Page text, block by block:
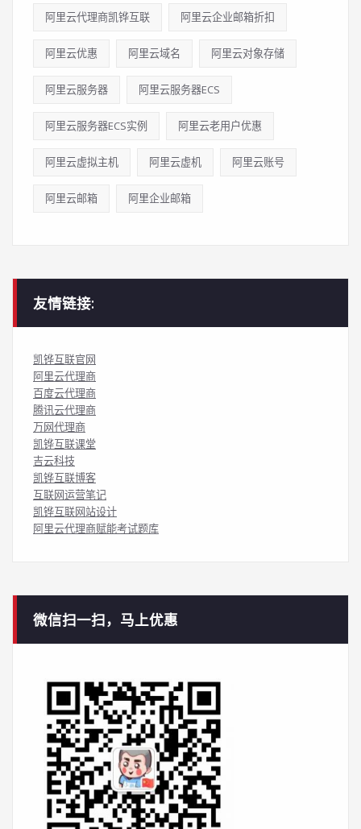
阿里云代理商凯铧互联 阿里云企业邮箱折扣
阿里云优惠 阿里云域名 阿里云对象存储
阿里云服务器 阿里云服务器ECS
阿里云服务器ECS实例 阿里云老用户优惠
阿里云虚拟主机 阿里云虚机 阿里云账号
阿里云邮箱 阿里企业邮箱
友情链接:
凯铧互联官网
阿里云代理商
百度云代理商
腾讯云代理商
万网代理商
凯铧互联课堂
吉云科技
凯铧互联博客
互联网运营笔记
凯铧互联网站设计
阿里云代理商赋能考试题库
微信扫一扫，马上优惠